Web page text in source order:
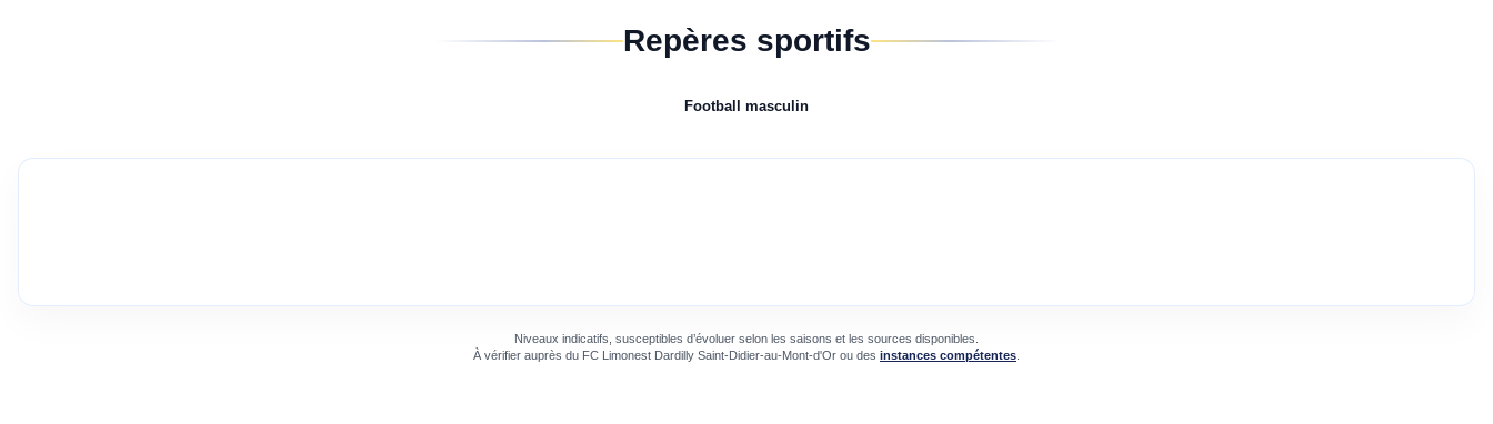
Repères sportifs
Football masculin
Niveaux indicatifs, susceptibles d’évoluer selon les saisons et les sources disponibles.
À vérifier auprès du FC Limonest Dardilly Saint-Didier-au-Mont-d'Or ou des instances compétentes